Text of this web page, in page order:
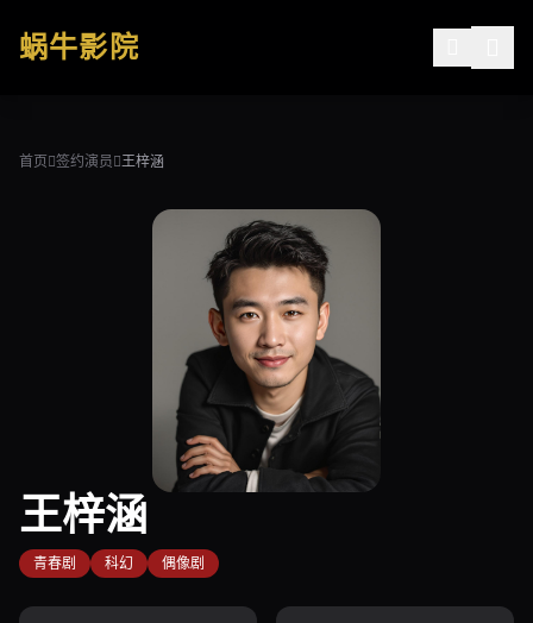
蜗牛影院
签约演员
首页 签约演员 王梓涵
王梓涵
青春剧 科幻 偶像剧